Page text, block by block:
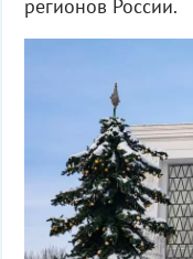
регионов России.